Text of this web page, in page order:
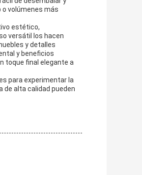
volúmenes más
estético,
versátil los hacen
y detalles
y beneficios
toque final elegante a
para experimentar la
alta calidad pueden